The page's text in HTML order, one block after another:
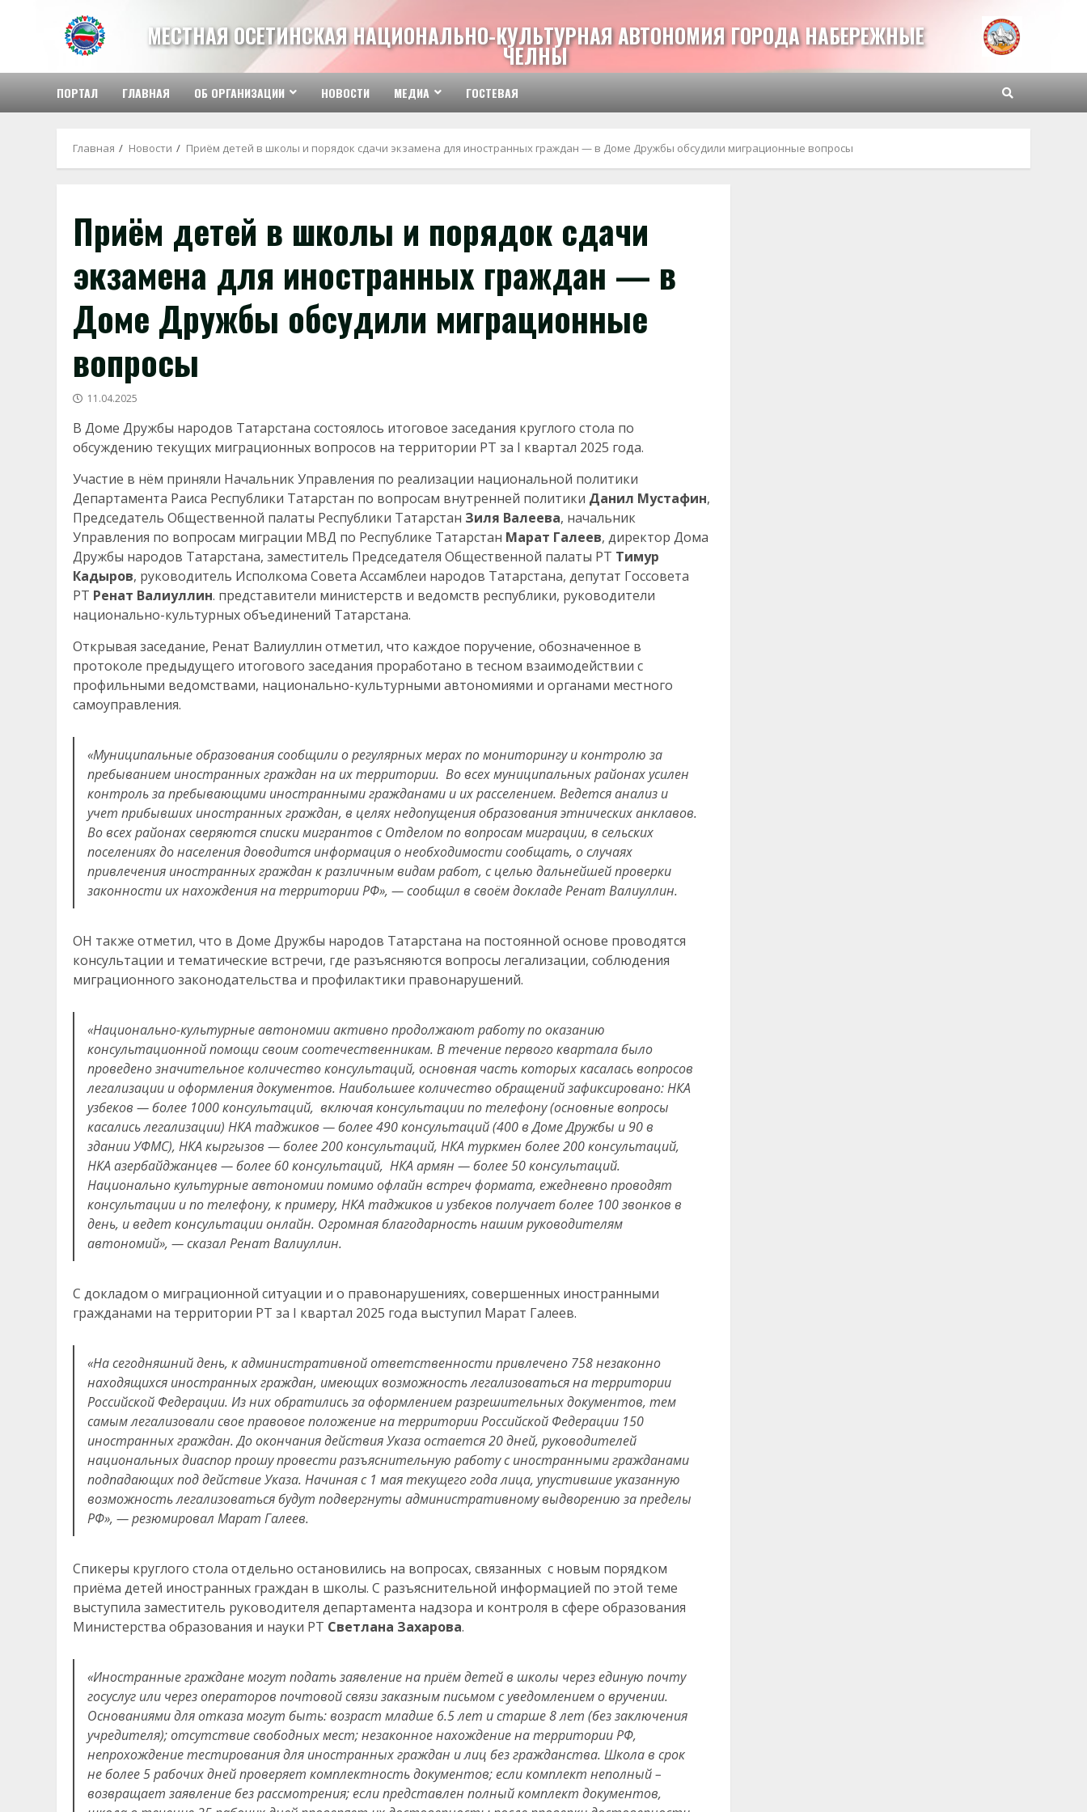
содержимому
МЕСТНАЯ ОСЕТИНСКАЯ НАЦИОНАЛЬНО-КУЛЬТУРНАЯ АВТОНОМИЯ ГОРОДА НАБЕРЕЖНЫЕ
ЧЕЛНЫ
ПОРТАЛ ГЛАВНАЯ ОБ ОРГАНИЗАЦИИ НОВОСТИ МЕДИА ГОСТЕВАЯ
Главная Новости Приём детей в школы и порядок сдачи экзамена для иностранных граждан — в Доме Дружбы обсудили миграционные вопросы
Приём детей в школы и порядок сдачи
экзамена для иностранных граждан — в
Доме Дружбы обсудили миграционные
вопросы
11.04.2025
В Доме Дружбы народов Татарстана состоялось итоговое заседания круглого стола по
обсуждению текущих миграционных вопросов на территории РТ за I квартал 2025 года.
Участие в нём приняли Начальник Управления по реализации национальной политики
Департамента Раиса Республики Татарстан по вопросам внутренней политики Данил Мустафин,
Председатель Общественной палаты Республики Татарстан Зиля Валеева, начальник
Управления по вопросам миграции МВД по Республике Татарстан Марат Галеев, директор Дома
Дружбы народов Татарстана, заместитель Председателя Общественной палаты РТ Тимур
Кадыров, руководитель Исполкома Совета Ассамблеи народов Татарстана, депутат Госсовета
РТ Ренат Валиуллин. представители министерств и ведомств республики, руководители
национально-культурных объединений Татарстана.
Открывая заседание, Ренат Валиуллин отметил, что каждое поручение, обозначенное в
протоколе предыдущего итогового заседания проработано в тесном взаимодействии с
профильными ведомствами, национально-культурными автономиями и органами местного
самоуправления.
«Муниципальные образования сообщили о регулярных мерах по мониторингу и контролю за
пребыванием иностранных граждан на их территории. Во всех муниципальных районах усилен
контроль за пребывающими иностранными гражданами и их расселением. Ведется анализ и
учет прибывших иностранных граждан, в целях недопущения образования этнических анклавов.
Во всех районах сверяются списки мигрантов с Отделом по вопросам миграции, в сельских
поселениях до населения доводится информация о необходимости сообщать, о случаях
привлечения иностранных граждан к различным видам работ, с целью дальнейшей проверки
законности их нахождения на территории РФ», — сообщил в своём докладе Ренат Валиуллин.
ОН также отметил, что в Доме Дружбы народов Татарстана на постоянной основе проводятся
консультации и тематические встречи, где разъясняются вопросы легализации, соблюдения
миграционного законодательства и профилактики правонарушений.
«Национально-культурные автономии активно продолжают работу по оказанию
консультационной помощи своим соотечественникам. В течение первого квартала было
проведено значительное количество консультаций, основная часть которых касалась вопросов
легализации и оформления документов. Наибольшее количество обращений зафиксировано: НКА
узбеков — более 1000 консультаций, включая консультации по телефону (основные вопросы
касались легализации) НКА таджиков — более 490 консультаций (400 в Доме Дружбы и 90 в
здании УФМС), НКА кыргызов — более 200 консультаций, НКА туркмен более 200 консультаций,
НКА азербайджанцев — более 60 консультаций, НКА армян — более 50 консультаций.
Национально культурные автономии помимо офлайн встреч формата, ежедневно проводят
консультации и по телефону, к примеру, НКА таджиков и узбеков получает более 100 звонков в
день, и ведет консультации онлайн. Огромная благодарность нашим руководителям
автономий», — сказал Ренат Валиуллин.
С докладом о миграционной ситуации и о правонарушениях, совершенных иностранными
гражданами на территории РТ за I квартал 2025 года выступил Марат Галеев.
«На сегодняшний день, к административной ответственности привлечено 758 незаконно
находящихся иностранных граждан, имеющих возможность легализоваться на территории
Российской Федерации. Из них обратились за оформлением разрешительных документов, тем
самым легализовали свое правовое положение на территории Российской Федерации 150
иностранных граждан. До окончания действия Указа остается 20 дней, руководителей
национальных диаспор прошу провести разъяснительную работу с иностранными гражданами
подпадающих под действие Указа. Начиная с 1 мая текущего года лица, упустившие указанную
возможность легализоваться будут подвергнуты административному выдворению за пределы
РФ», — резюмировал Марат Галеев.
Спикеры круглого стола отдельно остановились на вопросах, связанных с новым порядком
приёма детей иностранных граждан в школы. С разъяснительной информацией по этой теме
выступила заместитель руководителя департамента надзора и контроля в сфере образования
Министерства образования и науки РТ Светлана Захарова.
«Иностранные граждане могут подать заявление на приём детей в школы через единую почту
госуслуг или через операторов почтовой связи заказным письмом с уведомлением о вручении.
Основаниями для отказа могут быть: возраст младше 6.5 лет и старше 8 лет (без заключения
учредителя); отсутствие свободных мест; незаконное нахождение на территории РФ,
непрохождение тестирования для иностранных граждан и лиц без гражданства.Школа в срок
не более 5 рабочих дней проверяет комплектность документов; если комплект неполный –
возвращает заявлениебез рассмотрения; если представлен полный комплект документов,